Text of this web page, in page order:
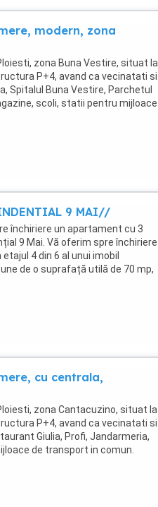
modern, zona
zona Buna Vestire, situat la
P+4, avand ca vecinatati si
Spitalul Buna Vestire, Parchetul
scoli, statii pentru mijloace
9 MAI//
închiriere un apartament cu 3
9 Mai. Vă oferim spre închiriere
4 din 6 al unui imobil
de o suprafață utilă de 70 mp,
cu centrala,
zona Cantacuzino, situat la
P+4, avand ca vecinatati si
Giulia, Profi, Jandarmeria,
de transport in comun.